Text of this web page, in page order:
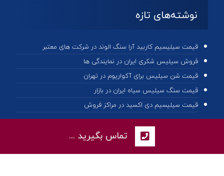
نوشته‌های تازه
قیمت سیلیسیم کاربید آرا سنگ الوند در شرکت های معتبر
فروش سیلیس شکری ایران در نمایندگی ها
قیمت شن سیلیس برای آکواریوم در تهران
قیمت سنگ سیلیس سیاه ایران در بازار
قیمت سیلیسیم دی اکسید در مراکز فروش
تماس بگیرید ...